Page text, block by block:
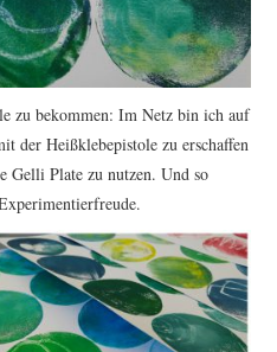
zu bekommen: Im Netz bin ich auf
der Heißklebepistole zu erschaffen
Gelli Plate zu nutzen. Und so